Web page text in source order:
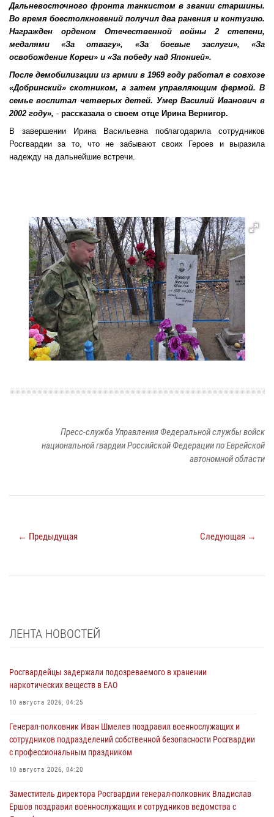
Дальневосточного фронта танкистом в звании старшины.
Во время боестолкновений получил два ранения и контузию.
Награжден орденом Отечественной войны 2 степени,
медалями «За отвагу», «За боевые заслуги», «За
освобождение Кореи» и «За победу над Японией».
После демобилизации из армии в 1969 году работал в совхозе
«Добринский» скотником, а затем управляющим фермой. В
семье воспитал четверых детей. Умер Василий Иванович в
2002 году», - рассказала о своем отце Ирина Вернигор.
В завершении Ирина Васильевна поблагодарила сотрудников
Росгвардии за то, что не забывают своих Героев и выразила
надежду на дальнейшие встречи.
Пресс-служба Управления Федеральной службы войск
национальной гвардии Российской Федерации по Еврейской
автономной области
← Предыдущая Следующая →
ЛЕНТА НОВОСТЕЙ
Росгвардейцы задержали подозреваемого в хранении
наркотических веществ в ЕАО
10 августа 2026, 04:25
Генерал-полковник Иван Шмелев поздравил военнослужащих и
сотрудников подразделений собственной безопасности Росгвардии
с профессиональным праздником
10 августа 2026, 04:20
Заместитель директора Росгвардии генерал-полковник Владислав
Ершов поздравил военнослужащих и сотрудников ведомства с